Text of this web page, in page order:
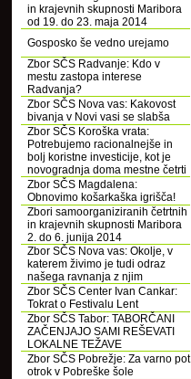
in krajevnih skupnosti Maribora
od 19. do 23. maja 2014
Gosposko še vedno urejamo
Zbor SČS Radvanje: Kdo v
mestu zastopa interese
Radvanja?
Zbor SČS Nova vas: Kakovost
bivanja v Novi vasi se slabša
Zbor SČS Koroška vrata:
Potrebujemo racionalnejše in
bolj koristne investicije, kot je
novogradnja doma mestne četrti
Zbor SČS Magdalena:
Obnovimo košarkaška igrišča!
Zbori samoorganiziranih četrtnih
in krajevnih skupnosti Maribora
2. do 6. junija 2014
Zbor SČS Nova vas: Okolje, v
katerem živimo je tudi odraz
našega ravnanja z njim
Zbor SČS Center Ivan Cankar:
Tokrat o Festivalu Lent
Zbor SČS Tabor: TABORČANI
ZAČENJAJO SAMI REŠEVATI
LOKALNE TEŽAVE
Zbor SČS Pobrežje: Za varno pot
otrok v Pobreške šole